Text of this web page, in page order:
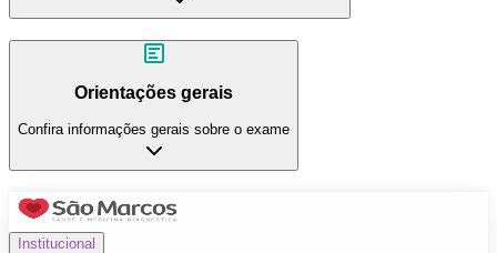
Orientações gerais
Confira informações gerais sobre o exame
Institucional